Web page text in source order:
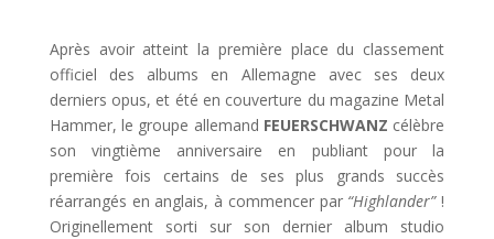
Après avoir atteint la première place du classement
officiel des albums en Allemagne avec ses deux
derniers opus, et été en couverture du magazine Metal
Hammer, le groupe allemand FEUERSCHWANZ célèbre
son vingtième anniversaire en publiant pour la
première fois certains de ses plus grands succès
réarrangés en anglais, à commencer par “Highlander”!
Originellement sorti sur son dernier album studio